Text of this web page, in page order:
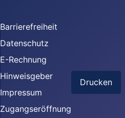
Barrierefreiheit
Datenschutz
E-Rechnung
Hinweisgeber
Impressum
Zugangseröffnung
Drucken